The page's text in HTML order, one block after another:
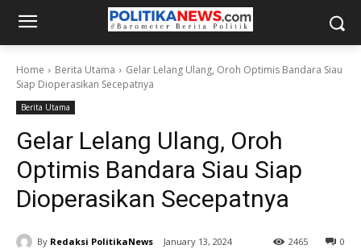
Home Berita Utama
Gelar Lelang Ulang, Oroh Optimis Bandara Siau
Siap Dioperasikan Secepatnya
Berita Utama
Gelar Lelang Ulang, Oroh
Optimis Bandara Siau Siap
Dioperasikan Secepatnya
By Redaksi PolitikaNews January 13, 2024 0
2465